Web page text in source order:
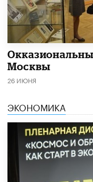
Москвы
26 ИЮНЯ
ЭКОНОМИКА